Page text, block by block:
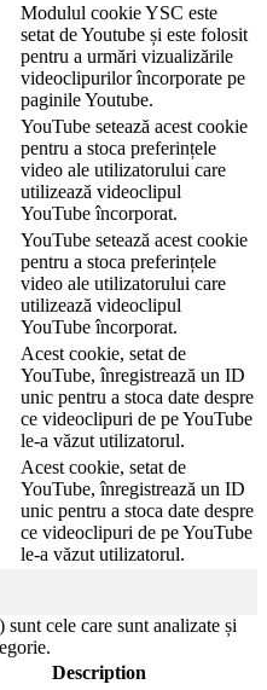
Modulul cookie YSC este
setat de Youtube și este folosit
pentru a urmări vizualizările
videoclipurilor încorporate pe
paginile Youtube.
YouTube setează acest cookie
pentru a stoca preferințele
video ale utilizatorului care
utilizează videoclipul
YouTube încorporat.
YouTube setează acest cookie
pentru a stoca preferințele
video ale utilizatorului care
utilizează videoclipul
YouTube încorporat.
Acest cookie, setat de
YouTube, înregistrează un ID
unic pentru a stoca date despre
ce videoclipuri de pe YouTube
le-a văzut utilizatorul.
Acest cookie, setat de
YouTube, înregistrează un ID
unic pentru a stoca date despre
ce videoclipuri de pe YouTube
le-a văzut utilizatorul.
cele care sunt analizate și
Description